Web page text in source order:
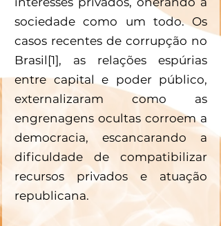
sociedade como um todo. Os
casos recentes de corrupção no
Brasil [1], as relações espúrias
entre capital e poder público,
externalizaram como as
engrenagens ocultas corroem a
democracia, escancarando a
dificuldade de compatibilizar
recursos privados e atuação
republicana.